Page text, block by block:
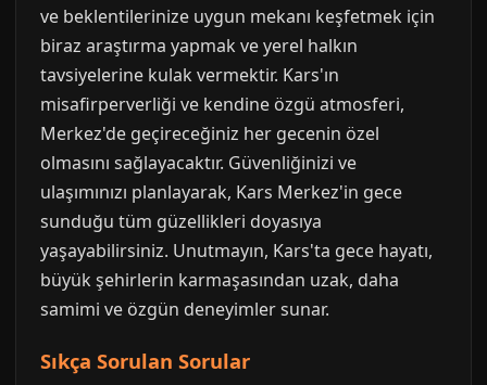
ve beklentilerinize uygun mekanı keşfetmek için
biraz araştırma yapmak ve yerel halkın
tavsiyelerine kulak vermektir. Kars'ın
misafirperverliği ve kendine özgü atmosferi,
Merkez'de geçireceğiniz her gecenin özel
olmasını sağlayacaktır. Güvenliğinizi ve
ulaşımınızı planlayarak, Kars Merkez'in gece
sunduğu tüm güzellikleri doyasıya
yaşayabilirsiniz. Unutmayın, Kars'ta gece hayatı,
büyük şehirlerin karmaşasından uzak, daha
samimi ve özgün deneyimler sunar.
Sıkça Sorulan Sorular